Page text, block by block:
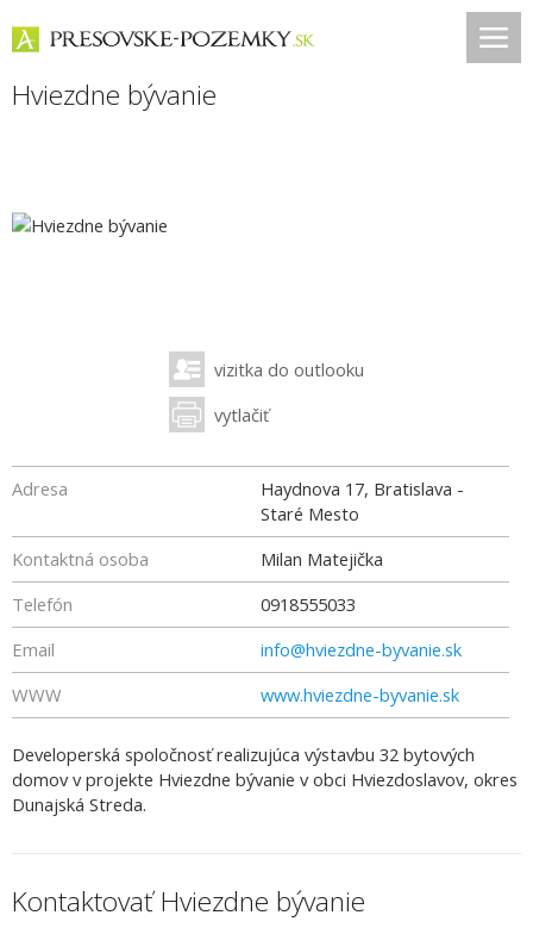
Hviezdne bývanie
vizitka do outlooku
vytlačiť
Adresa
Haydnova 17, Bratislava -
Staré Mesto
Kontaktná osoba
Milan Matejička
Telefón
0918555033
Email
info@hviezdne-byvanie.sk
WWW
www.hviezdne-byvanie.sk
Developerská spoločnosť realizujúca výstavbu 32 bytových
domov v projekte Hviezdne bývanie v obci Hviezdoslavov, okres
Dunajská Streda.
Kontaktovať Hviezdne bývanie